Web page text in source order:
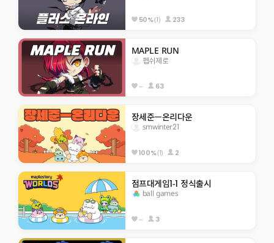
50%(1) 233
MAPLE RUN
펩쉬제로
-- 63
장세준ㅡ온리다운
smwinter21
100%(1) 2
점프대게임1-1 정식출시
ball games
-- 3